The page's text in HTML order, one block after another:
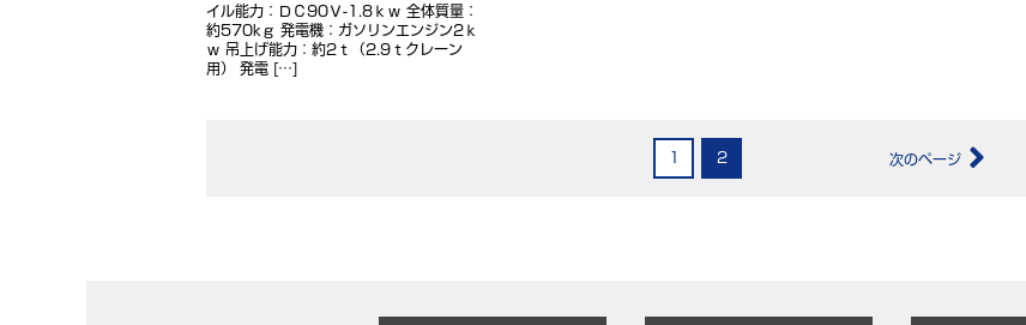
イル能力：ＤＣ90Ｖ-1.8ｋｗ 全体質量：
約570kｇ 発電機：ガソリンエンジン2ｋ
ｗ 吊上げ能力：約2ｔ（2.9ｔクレーン
用） 発電 […]
1 2 次のページ